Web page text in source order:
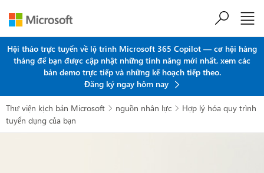
Hội thảo trực tuyến về lộ trình Microsoft 365 Copilot — cơ hội hàng
tháng để bạn được cập nhật những tính năng mới nhất, xem các
bản demo trực tiếp và những kế hoạch tiếp theo.
Đăng ký ngay hôm nay
Thư viện kịch bản Microsoft  nguồn nhân lực 
Hợp lý hóa quy trình
tuyển dụng của bạn